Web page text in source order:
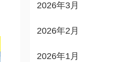
2026年3月
2026年2月
2026年1月